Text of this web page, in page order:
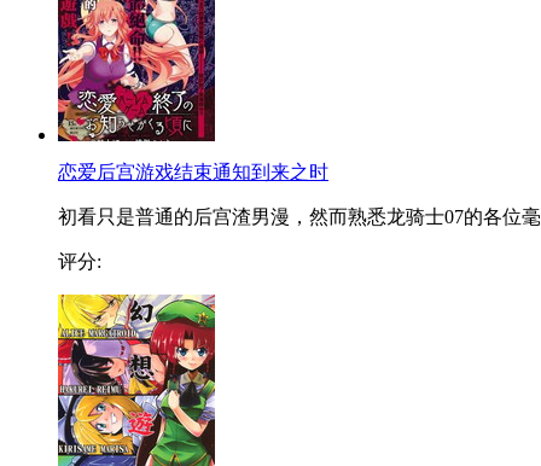
恋爱后宫游戏结束通知到来之时
初看只是普通的后宫渣男漫，然而熟悉龙骑士07的各位
评分: